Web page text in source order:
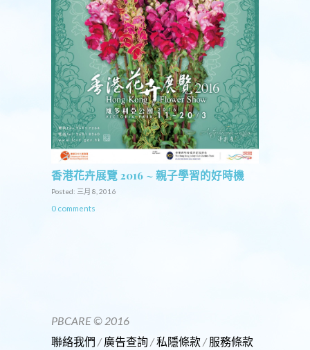
香港花卉展覽 2016 ~ 親子學習的好時機
Posted: 三月 8, 2016
0 comments
PBCARE © 2016
聯絡我們 /廣告查詢/私隱條款/服務條款